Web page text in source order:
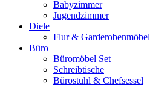
Babyzimmer
Jugendzimmer
Diele
Flur & Garderobenmöbel
Büro
Büromöbel Set
Schreibtische
Bürostuhl & Chefsessel